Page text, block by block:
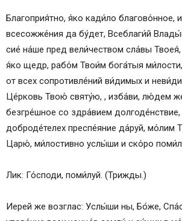
Благоприя́тно, я́ко кади́ло благово́нное,
всесожже́ния да бу́дет, Всеблаги́й
сие́ на́ше пред вели́чеством сла́вы
я́ко щедр, рабо́м Твои́м бога́тыя
от всех сопротивле́ний ви́димых и
Це́рковь Твою́ святу́ю, , изба́ви, лю́дем
безгре́шное со здра́вием долгоде́нствие,
доброде́телех преспе́яние да́руй, мо́лим
Царю́, ми́лостивно услы́ши и ско́ро
Лик: Го́споди, поми́луй. (Трижды.)
Иерей же возглас: Услы́ши ны, Бо́же,